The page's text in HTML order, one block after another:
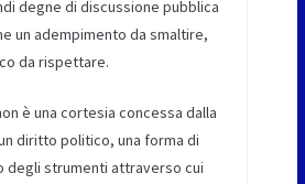
degne di discussione pubblica
un adempimento da smaltire,
da rispettare.
è una cortesia concessa dalla
diritto politico, una forma di
degli strumenti attraverso cui